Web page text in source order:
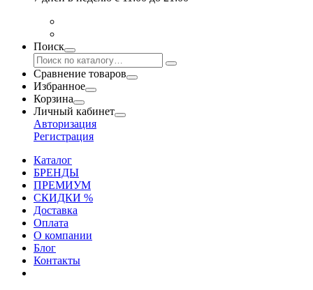
Поиск
Сравнение товаров
Избранное
Корзина
Личный кабинет
Авторизация
Регистрация
Каталог
БРЕНДЫ
ПРЕМИУМ
СКИДКИ %
Доставка
Оплата
О компании
Блог
Контакты